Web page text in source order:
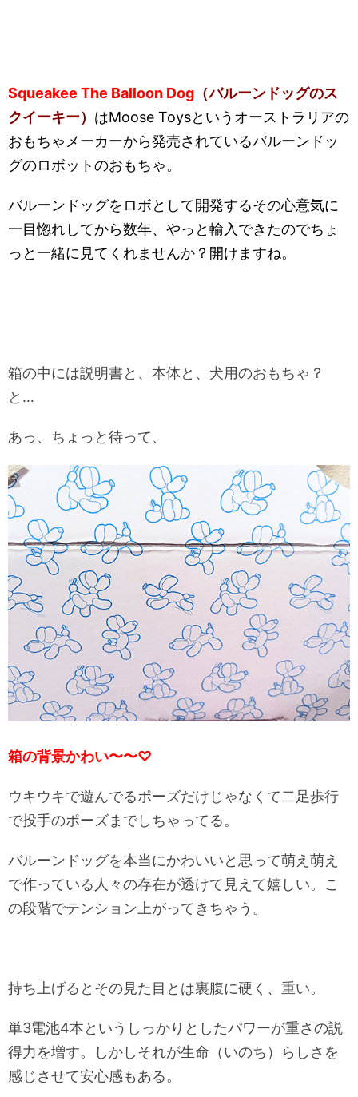
Squeakee The Balloon Dog （バルーンドッグのス
クイーキー） はMoose Toysというオーストラリアの
おもちゃメーカーから発売されているバルーンドッ
グのロボットのおもちゃ。
バルーンドッグをロボとして開発するその心意気に
一目惚れしてから数年、やっと輸入できたのでちょ
っと一緒に見てくれませんか？開けますね。
箱の中には説明書と、本体と、犬用のおもちゃ？
と…
あっ、ちょっと待って、
箱の背景かわい〜〜♡
ウキウキで遊んでるポーズだけじゃなくて二足歩行
で投手のポーズまでしちゃってる。
バルーンドッグを本当にかわいいと思って萌え萌え
で作っている人々の存在が透けて見えて嬉しい。こ
の段階でテンション上がってきちゃう。
持ち上げるとその見た目とは裏腹に硬く、重い。
単3電池4本というしっかりとしたパワーが重さの説
得力を増す。しかしそれが生命（いのち）らしさを
感じさせて安心感もある。